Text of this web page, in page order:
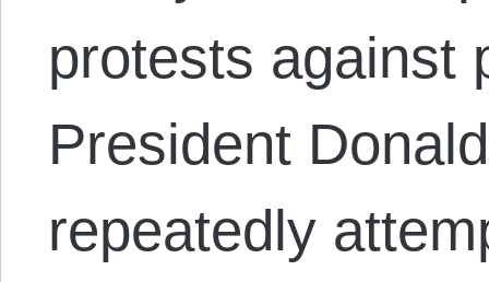
protests against
President
repeatedly